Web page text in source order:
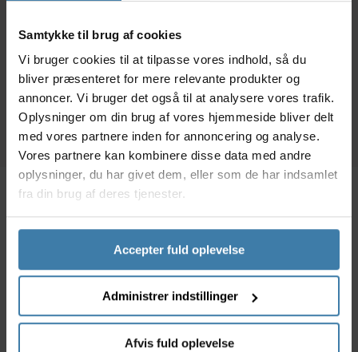
Samtykke til brug af cookies
Vi bruger cookies til at tilpasse vores indhold, så du
bliver præsenteret for mere relevante produkter og
annoncer. Vi bruger det også til at analysere vores trafik.
Oplysninger om din brug af vores hjemmeside bliver delt
med vores partnere inden for annoncering og analyse.
Vores partnere kan kombinere disse data med andre
oplysninger, du har givet dem, eller som de har indsamlet
fra din brug af deres tjenester.
Accepter fuld oplevelse
Administrer indstillinger
Afvis fuld oplevelse
samlestift - 116
89,00kr.
+10 på lager
gears kassette - 116
+10 på lager
Beskrivelse Specifikationer
Hurtig og effektiv samleled til Sram 9 gears kæde,